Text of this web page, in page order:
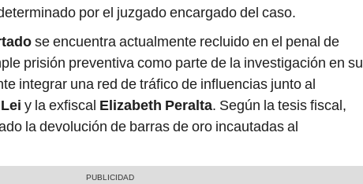
por el juzgado encargado del caso.
se encuentra actualmente recluido en el penal de
prisión preventiva como parte de la investigación en su
integrar una red de tráfico de influencias junto al
y la exfiscal Elizabeth Peralta. Según la tesis fiscal,
la devolución de barras de oro incautadas al